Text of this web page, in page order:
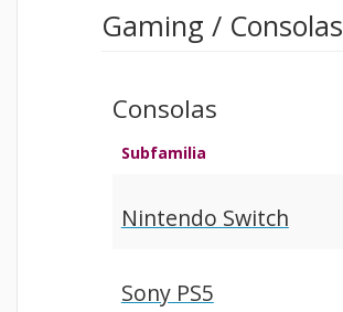
Gaming / Consolas
Consolas
Subfamilia
Nintendo Switch
Sony PS5